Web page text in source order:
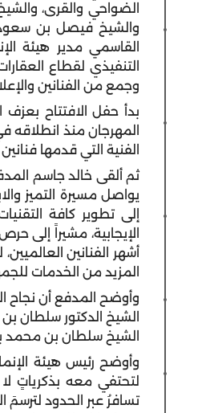
الضواحي والقرى،
والشيخ فيصل بن سعود
القاسمي مدير هيئة
التنفيذي لقطاع
وجمع من الفنانين
بدأ حفل الافتتاح
الفنية التي قدمها
ثم ألقى خالد جاسم
يواصل مسيرة التميز
إلى تطوير كافة
الإيجابية، مشيراً إلى
أشهر الفنانين
المزيد من الخدمات
وأوضح المدفع أن نجاح
الشيخ الدكتور سلطان
الشيخ سلطان بن محمد
وأوضح رئيس هيئة
لتحتفي معه بذكرياتٍ
تسافرُ عبر الحدود لترسمَ